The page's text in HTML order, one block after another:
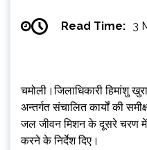
Read Time: 3
चमोली।जिलाधिकारी हिमांशु
अन्तर्गत संचालित कार्यों की
जल जीवन मिशन के दूसरे चरण
करने के निर्देश दिए।